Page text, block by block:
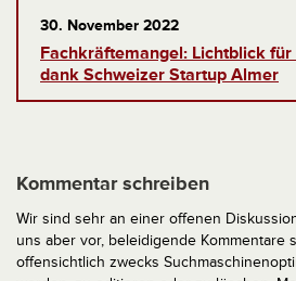
30. November 2022
Fachkräftemangel: Lichtblick
dank Schweizer Startup Almer
Kommentar schreiben
Wir sind sehr an einer offenen
uns aber vor, beleidigende Kommentare
offensichtlich zwecks